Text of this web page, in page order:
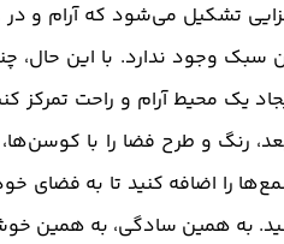
تشکیل می‌شود که آرام و
سبک وجود ندارد. با این حال،
یک محیط آرام و راحت تمرکز
رنگ و طرح فضا را با
را اضافه کنید تا به فضای
به همین سادگی، به همین